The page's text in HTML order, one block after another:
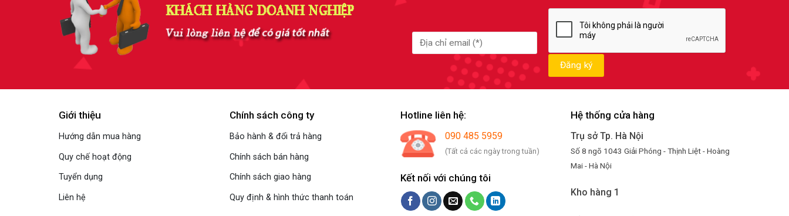
Giới thiệu
Hướng dẫn mua hàng
Quy chế hoạt động
Tuyển dụng
Liên hệ
Chính sách công ty
Bảo hành & đổi trả hàng
Chính sách bán hàng
Chính sách giao hàng
Quy định & hình thức thanh toán
Hotline liên hệ:
090 485 5959
(Tất cả các ngày trong tuần)
Kết nối với chúng tôi
Hệ thống cửa hàng
Trụ sở Tp. Hà Nội
Số 8 ngõ 1043 Giải Phóng - Thịnh Liệt - Hoàng
Mai - Hà Nội
Kho hàng 1